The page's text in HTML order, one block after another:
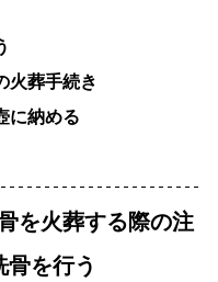
火葬手続き
に納める
を火葬する際の注
を行う